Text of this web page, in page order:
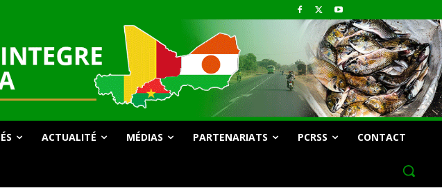
ACTUALITÉ MÉDIAS PARTENARIATS PCRSS CONTACT